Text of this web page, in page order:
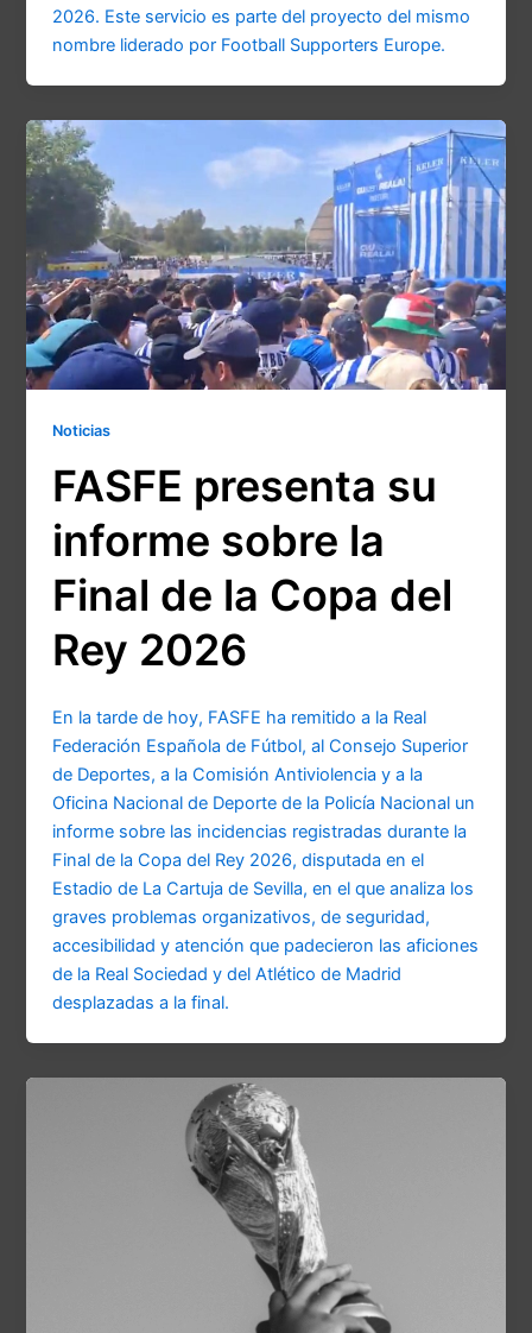
2026. Este servicio es parte del proyecto del mismo
nombre liderado por Football Supporters Europe.
Noticias
FASFE presenta su
informe sobre la
Final de la Copa del
Rey 2026
En la tarde de hoy, FASFE ha remitido a la Real
Federación Española de Fútbol, al Consejo Superior
de Deportes, a la Comisión Antiviolencia y a la
Oficina Nacional de Deporte de la Policía Nacional un
informe sobre las incidencias registradas durante la
Final de la Copa del Rey 2026, disputada en el
Estadio de La Cartuja de Sevilla, en el que analiza los
graves problemas organizativos, de seguridad,
accesibilidad y atención que padecieron las aficiones
de la Real Sociedad y del Atlético de Madrid
desplazadas a la final.